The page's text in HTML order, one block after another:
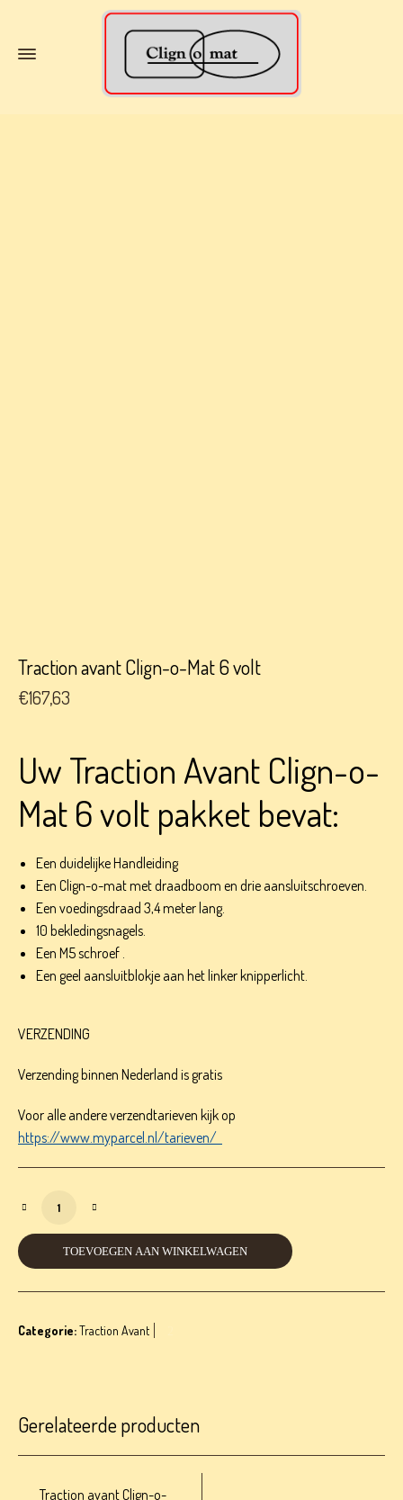
Traction avant Clign-o-Mat 6 volt
€167,63
Uw Traction Avant Clign-o-
Mat 6 volt pakket bevat:
Een duidelijke Handleiding
Een Clign-o-mat met draadboom en drie aansluitschroeven.
Een voedingsdraad 3,4 meter lang.
10 bekledingsnagels.
Een M5 schroef .
Een geel aansluitblokje aan het linker knipperlicht.
VERZENDING
Verzending binnen Nederland is gratis
Voor alle andere verzendtarieven kijk op
https://www.myparcel.nl/tarieven/
Traction avant Clign-o-Mat 6 volt aantal
TOEVOEGEN AAN WINKELWAGEN
Categorie:Traction Avant
Gerelateerde producten
Traction avant Clign-o-